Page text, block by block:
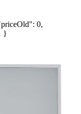
0,
}